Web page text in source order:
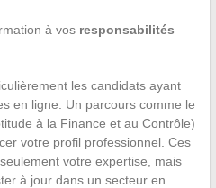
à vos responsabilités
les candidats ayant
en ligne. Un parcours comme le
à la Finance et au Contrôle)
votre profil professionnel. Ces
votre expertise, mais
à jour dans un secteur en